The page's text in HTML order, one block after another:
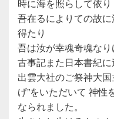
時に海を照らして依り
吾在るによりての故
得たり
吾は汝が幸魂奇魂な
古事記また日本書紀に
出雲大社のご祭神大
げ”をいただいて 神性
なられました。